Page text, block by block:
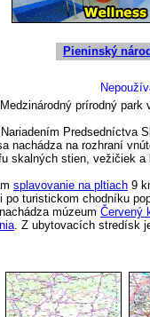
Pieninský
prírodný
Predsedníctva
na rozhraní
skalných stien, vežičiek
splavovanie na pltiach 9
turistickom chodníku
múzeum Červený
. Z ubytovacích stredísk